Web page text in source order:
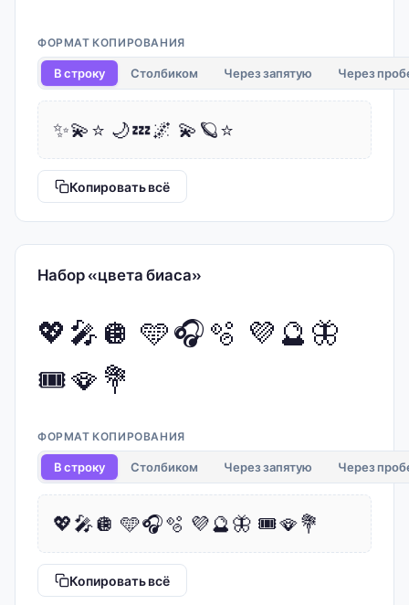
ФОРМАТ КОПИРОВАНИЯ
В строку Столбиком Через запятую Через
✨💫⭐ 🌙💤🌌 💫🪐⭐
Копировать всё
Набор «цвета биаса»
💖🎤🪩 🩵🎧🫧 💜🔮🦋
🎟️🪭💐
ФОРМАТ КОПИРОВАНИЯ
В строку Столбиком Через запятую Через
💖🎤🪩 🩵🎧🫧 💜🔮🦋 🎟️🪭💐
Копировать всё